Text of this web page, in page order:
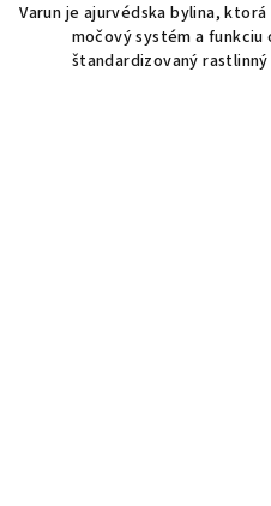
Varun je ajurvédska bylina,
močový systém a funkciu
štandardizovaný